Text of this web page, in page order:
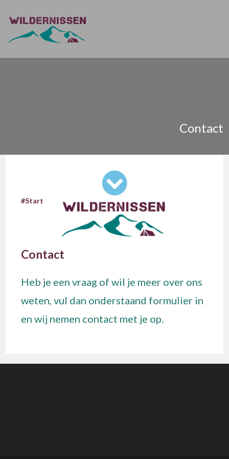
Contact
#Start
Contact
Heb je een vraag of wil je meer over ons
weten, vul dan onderstaand formulier in
en wij nemen contact met je op.